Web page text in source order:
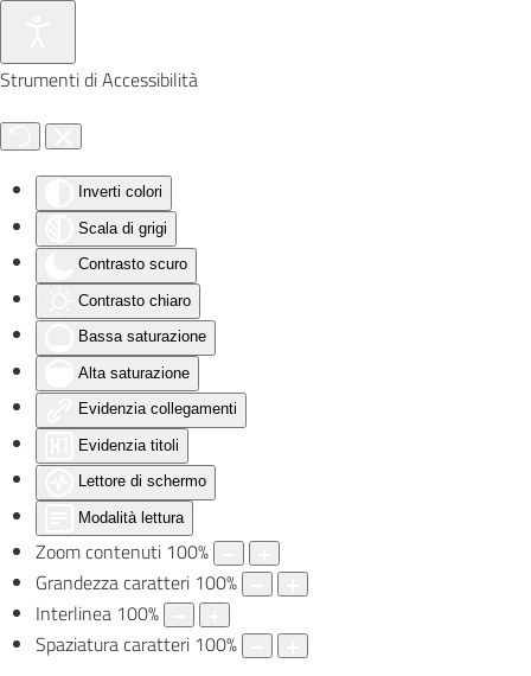
Strumenti di Accessibilità
Inverti colori
Scala di grigi
Contrasto scuro
Contrasto chiaro
Bassa saturazione
Alta saturazione
Evidenzia collegamenti
Evidenzia titoli
Lettore di schermo
Modalità lettura
Zoom contenuti 100%
Grandezza caratteri 100%
Interlinea 100%
Spaziatura caratteri 100%
Skip to main content